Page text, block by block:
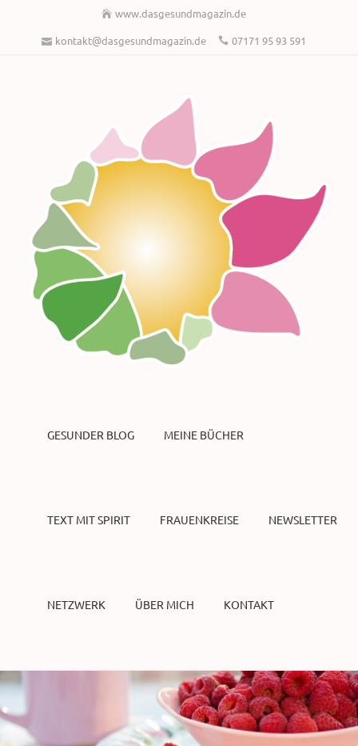
www.dasgesundmagazin.de
kontakt@dasgesundmagazin.de
07171 95 93 591
GESUNDER BLOG MEINE BÜCHER
TEXT MIT SPIRIT FRAUENKREISE NEWSLETTER
NETZWERK ÜBER MICH KONTAKT